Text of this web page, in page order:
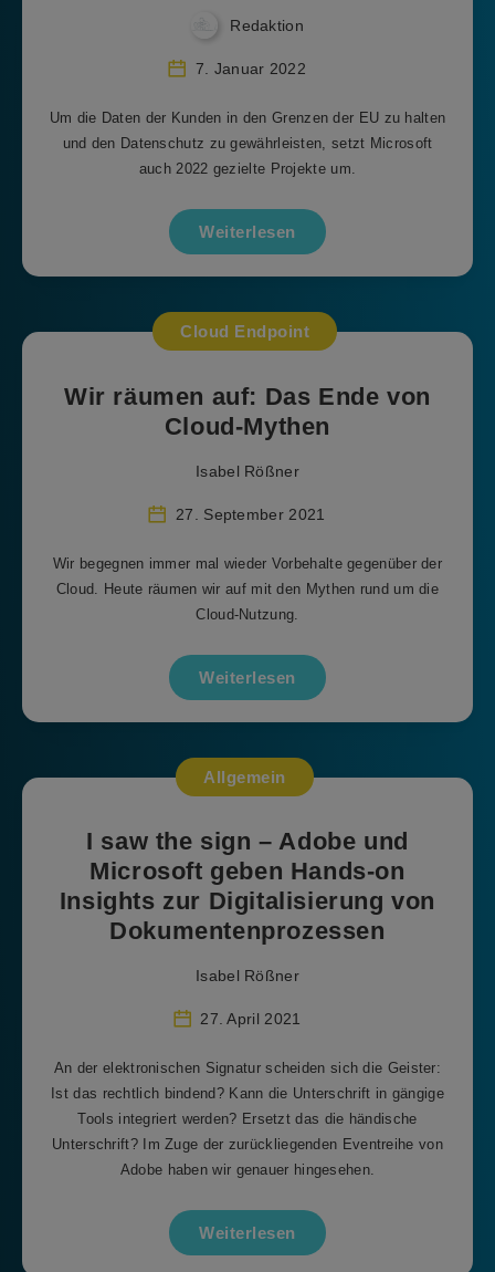
Redaktion
7. Januar 2022
Um die Daten der Kunden in den Grenzen der EU zu halten
und den Datenschutz zu gewährleisten, setzt Microsoft
auch 2022 gezielte Projekte um.
Weiterlesen
Cloud Endpoint
Wir räumen auf: Das Ende von
Cloud-Mythen
Isabel Rößner
27. September 2021
Wir begegnen immer mal wieder Vorbehalte gegenüber der
Cloud. Heute räumen wir auf mit den Mythen rund um die
Cloud-Nutzung.
Weiterlesen
Allgemein
I saw the sign – Adobe und
Microsoft geben Hands-on
Insights zur Digitalisierung von
Dokumentenprozessen
Isabel Rößner
27. April 2021
An der elektronischen Signatur scheiden sich die Geister:
Ist das rechtlich bindend? Kann die Unterschrift in gängige
Tools integriert werden? Ersetzt das die händische
Unterschrift? Im Zuge der zurückliegenden Eventreihe von
Adobe haben wir genauer hingesehen.
Weiterlesen